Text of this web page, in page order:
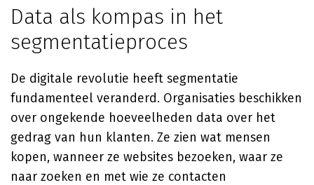
Data als kompas in het
segmentatieproces
De digitale revolutie heeft segmentatie
fundamenteel veranderd. Organisaties beschikken
over ongekende hoeveelheden data over het
gedrag van hun klanten. Ze zien wat mensen
kopen, wanneer ze websites bezoeken, waar ze
naar zoeken en met wie ze contacten